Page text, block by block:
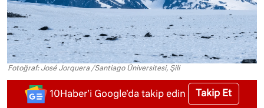
Fotoğraf: José Jorquera /Santiago Üniversitesi, Şili
10Haber'i Google'da takip edin Takip Et